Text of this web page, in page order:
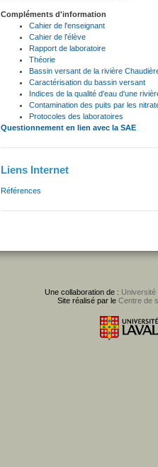
Compléments d'information
Cahier de l'enseignant
Cahier de l'élève
Rapport de laboratoire
Théorie
Bassin versant de la rivière
Caractérisation du bassin versant
Indices de la qualité d'eau d'une
Contamination des puits par les
Protocoles des laboratoires
Questionnement en lien avec la SAE
Liens Internet
Références
Une collaboration de : Université
Site réalisé par le Centre de